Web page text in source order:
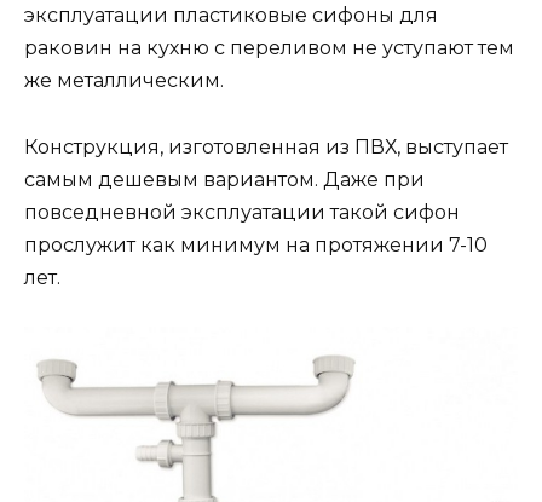
эксплуатации пластиковые сифоны для
раковин на кухню с переливом не уступают тем
же металлическим.
Конструкция, изготовленная из ПВХ, выступает
самым дешевым вариантом. Даже при
повседневной эксплуатации такой сифон
прослужит как минимум на протяжении 7-10
лет.